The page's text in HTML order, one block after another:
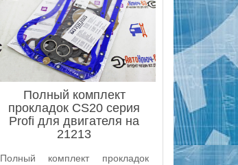
Полный комплект
прокладок CS20 серия
Profi для двигателя на
21213
Полный комплект прокладок